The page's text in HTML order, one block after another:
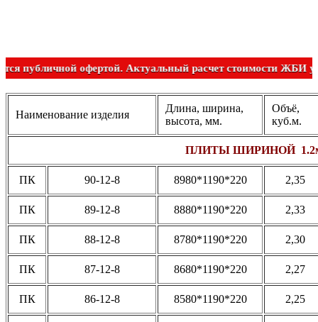
Не является публичной офертой. Актуальный расчет
Наименование изделия
Длина, ширина,
высота, мм.
Объё,
куб.м.
ПЛИТЫ ШИРИНОЙ
ПК 90-12-8 8980*1190*220 2,35
ПК 89-12-8 8880*1190*220 2,33
ПК 88-12-8 8780*1190*220 2,30
ПК 87-12-8 8680*1190*220 2,27
ПК 86-12-8 8580*1190*220 2,25